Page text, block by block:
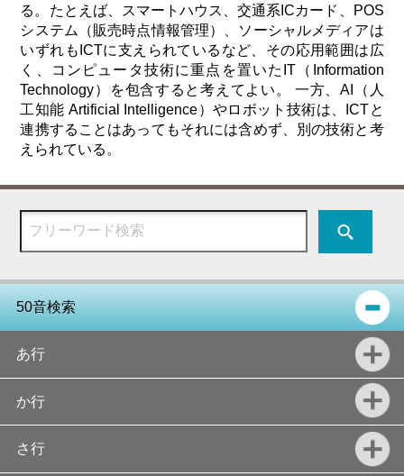
る。たとえば、スマートハウス、交通系ICカード、POS
システム（販売時点情報管理）、ソーシャルメディアは
いずれもICTに支えられているなど、その応用範囲は広
く、コンピュータ技術に重点を置いたIT（Information
Technology）を包含すると考えてよい。 一方、AI（人
工知能 Artificial Intelligence）やロボット技術は、ICTと
連携することはあってもそれには含めず、別の技術と考
えられている。
50音検索
あ行
か行
さ行